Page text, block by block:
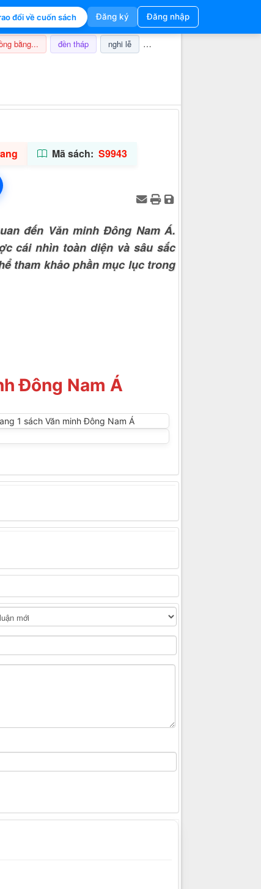
đổi về cuốn sách Đăng ký Đăng nhập
bằng... đền tháp nghi lễ champa
Mã sách: S9943
đến Văn minh Đông Nam Á.
cái nhìn toàn diện và sâu sắc
tham khảo phần mục lục trong
Đông Nam Á